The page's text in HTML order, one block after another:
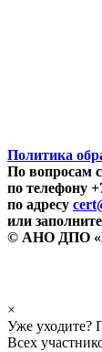
Политика
По вопросам
по телефону
по адресу
или заполните
© АНО ДПО
×
Уже уходите?
Всех